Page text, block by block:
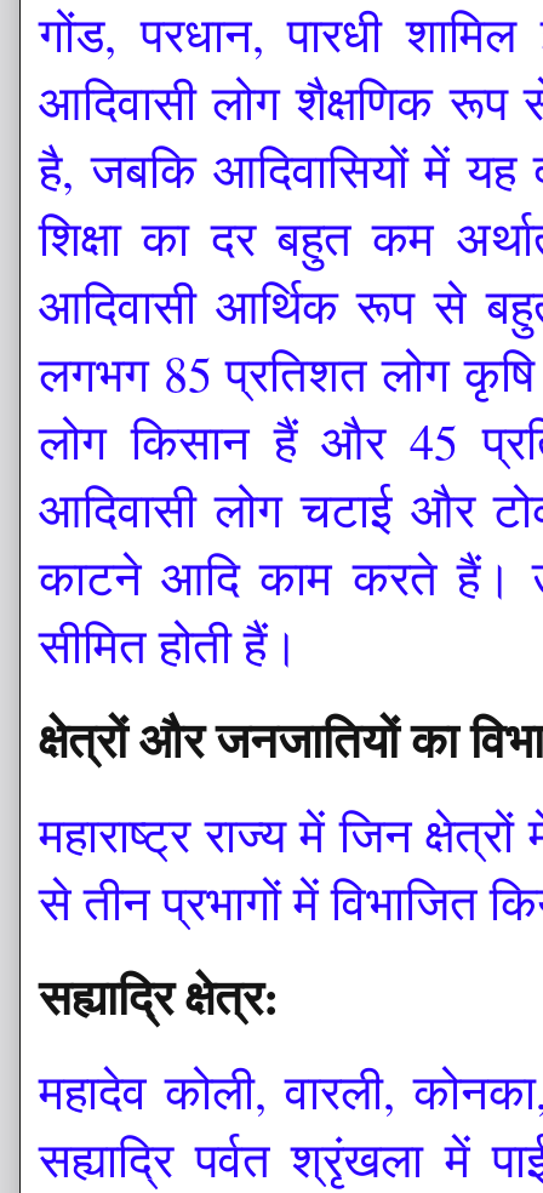
गोंड, परधान, पारधी
आदिवासी लोग शैक्षणिक रूप
है, जबकि आदिवासियों में यह
शिक्षा का दर बहुत कम
आदिवासी आर्थिक रूप से
लगभग 85 प्रतिशत लोग
लोग किसान हैं और 45
आदिवासी लोग चटाई और
काटने आदि काम करते हैं।
सीमित होती हैं।
क्षेत्रों और जनजातियों का
महाराष्ट्र राज्य में जिन
से तीन प्रभागों में विभाजित
सह्याद्रि क्षेत्र:
महादेव कोली, वारली,
सह्याद्रि पर्वत श्रृंखला में